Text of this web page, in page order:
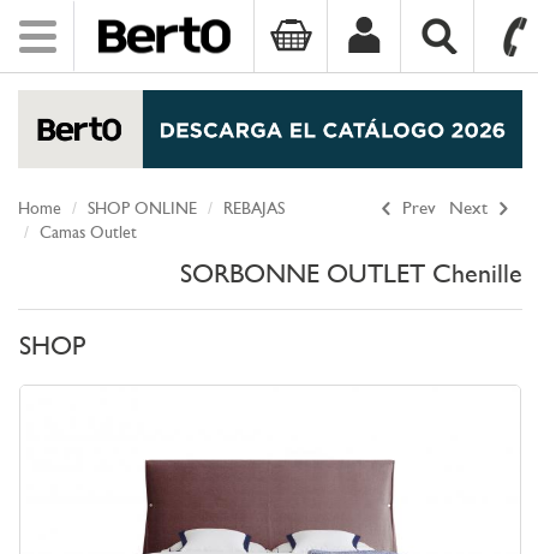
Toggle
navigation
Prev Next
Home SHOP ONLINE
REBAJAS
Camas Outlet
SORBONNE OUTLET Chenille
SHOP